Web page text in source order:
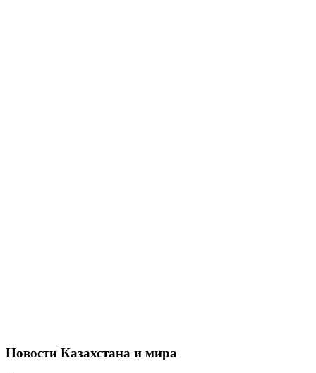
Новости Казахстана и мира